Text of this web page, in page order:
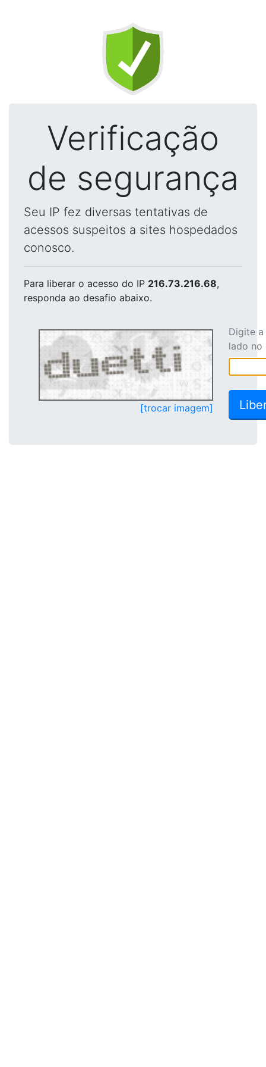
Verificação
de segurança
Seu IP fez diversas tentativas de
acessos suspeitos a sites hospedados
conosco.
Para liberar o acesso do IP 216.73.216.68,
responda ao desafio abaixo.
[trocar imagem]
Digite
lado no